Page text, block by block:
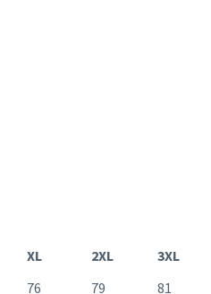
XL 2XL 3XL
76 79 81